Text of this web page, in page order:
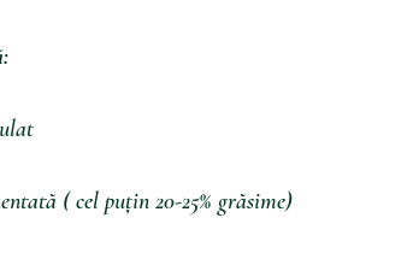
( cel puțin 20-25% grăsime)